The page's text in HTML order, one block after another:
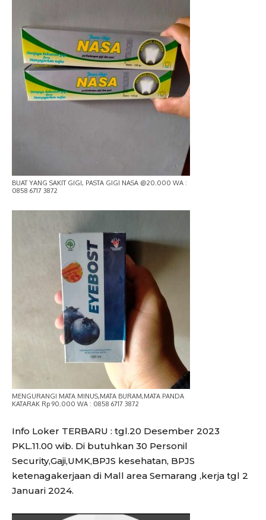
BUAT YANG SAKIT GIGI, PASTA GIGI NASA @20.000 WA :
0858 6717 3872
MENGURANGI MATA MINUS,MATA BURAM,MATA PANDA
KATARAK Rp 90.000 WA : 0858 6717 3872
Info Loker TERBARU : tgl.20 Desember 2023
PKL.11.00 wib. Di butuhkan 30 Personil
Security,Gaji,UMK,BPJS kesehatan, BPJS
ketenagakerjaan di Mall area Semarang ,kerja tgl 2
Januari 2024.